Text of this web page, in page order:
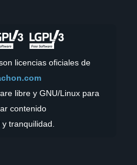
licencias oficiales de
libre y GNU/Linux para
contenido
tranquilidad.